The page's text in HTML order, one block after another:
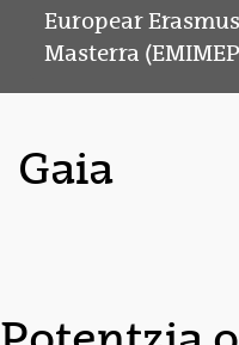
Europear
Masterra
Gaia